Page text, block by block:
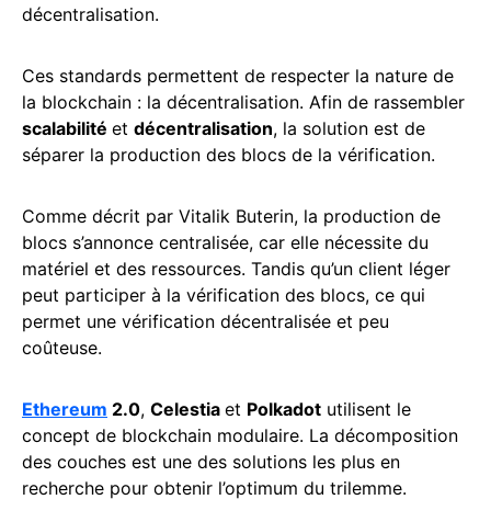
décentralisation.
Ces standards permettent de respecter la nature de
la blockchain : la décentralisation. Afin de rassembler
scalabilité et décentralisation, la solution est de
séparer la production des blocs de la vérification.
Comme décrit par Vitalik Buterin, la production de
blocs s’annonce centralisée, car elle nécessite du
matériel et des ressources. Tandis qu’un client léger
peut participer à la vérification des blocs, ce qui
permet une vérification décentralisée et peu
coûteuse.
Ethereum 2.0, Celestia et Polkadot utilisent le
concept de blockchain modulaire. La décomposition
des couches est une des solutions les plus en
recherche pour obtenir l’optimum du trilemme.